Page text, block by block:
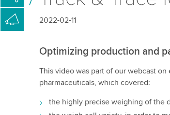
2022-02-11
Optimizing production and
This video was part of our webcast
pharmaceuticals, which covered:
the highly precise weighing of the